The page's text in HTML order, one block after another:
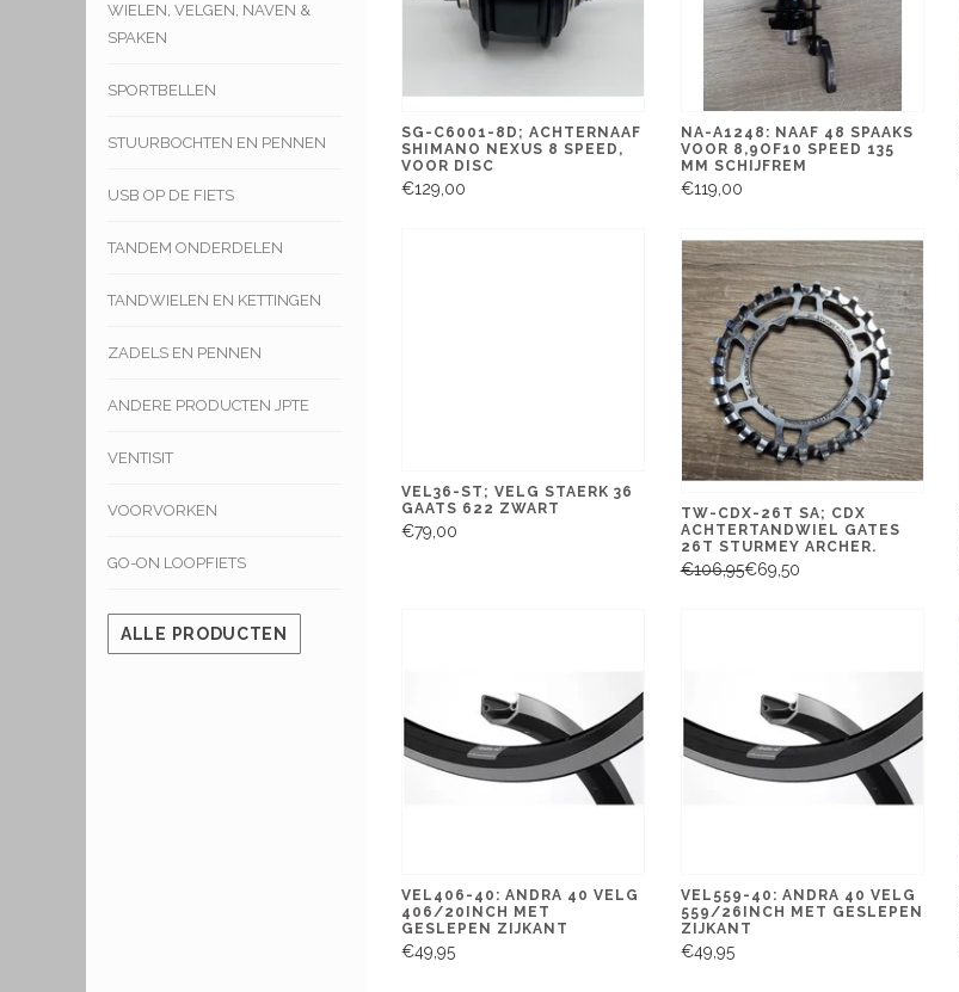
WIELEN, VELGEN, NAVEN &
SPAKEN
SPORTBELLEN
STUURBOCHTEN EN PENNEN
USB OP DE FIETS
TANDEM ONDERDELEN
TANDWIELEN EN KETTINGEN
ZADELS EN PENNEN
ANDERE PRODUCTEN JPTE
VENTISIT
VOORVORKEN
GO-ON LOOPFIETS
ALLE PRODUCTEN
SG-C6001-8D; ACHTERNAAF
SHIMANO NEXUS 8 SPEED,
VOOR DISC
€129,00
NA-A1248: NAAF 48 SPAAKS
VOOR 8,9OF10 SPEED 135
MM SCHIJFREM
€119,00
VEL36-ST; VELG STAERK 36
GAATS 622 ZWART
€79,00
TW-CDX-26T SA; CDX
ACHTERTANDWIEL GATES
26T STURMEY ARCHER.
€106,95€69,50
VEL406-40: ANDRA 40 VELG
406/20INCH MET
GESLEPEN ZIJKANT
€49,95
VEL559-40: ANDRA 40 VELG
559/26INCH MET GESLEPEN
ZIJKANT
€49,95